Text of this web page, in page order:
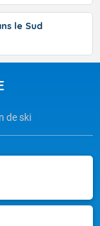
le Sud
de ski